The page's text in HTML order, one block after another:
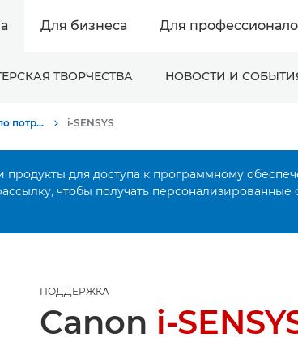
Для бизнеса Для
ТВОРЧЕСТВА НОВОСТИ И
Онлайн-поддержка по потребительской продукции i-SENSYS
продукты для доступа к программному
чтобы получать персонализированные
ПОДДЕРЖКА
Canon i-